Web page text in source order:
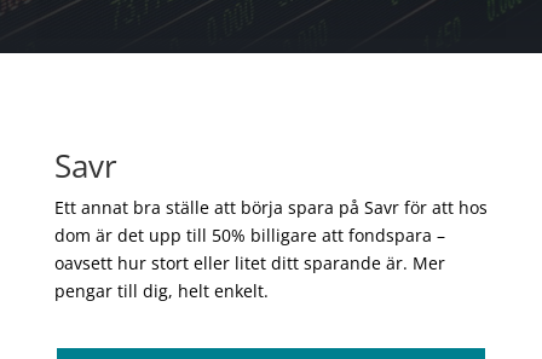
Savr
Ett annat bra ställe att börja spara på Savr för att hos
dom är det upp till 50% billigare att fondspara –
oavsett hur stort eller litet ditt sparande är. Mer
pengar till dig, helt enkelt.